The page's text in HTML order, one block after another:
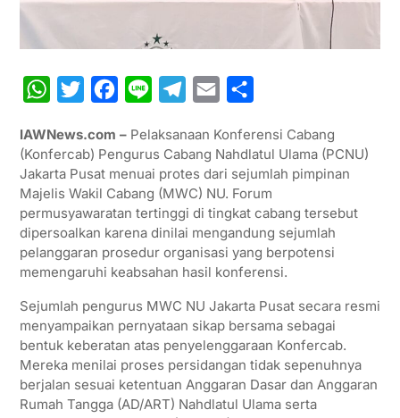
W
a
t
s
A
p
p
i
t
t
e
r
e
b
o
o
k
n
e
l
e
g
r
a
m
a
i
l
a
r
e
IAWNews.com –Pelaksanaan Konferensi Cabang
(Konfercab) Pengurus Cabang Nahdlatul Ulama (PCNU)
Jakarta Pusat menuai protes dari sejumlah pimpinan
Majelis Wakil Cabang (MWC) NU. Forum
permusyawaratan tertinggi di tingkat cabang tersebut
dipersoalkan karena dinilai mengandung sejumlah
pelanggaran prosedur organisasi yang berpotensi
memengaruhi keabsahan hasil konferensi.
Sejumlah pengurus MWC NU Jakarta Pusat secara resmi
menyampaikan pernyataan sikap bersama sebagai
bentuk keberatan atas penyelenggaraan Konfercab.
Mereka menilai proses persidangan tidak sepenuhnya
berjalan sesuai ketentuan Anggaran Dasar dan Anggaran
Rumah Tangga (AD/ART) Nahdlatul Ulama serta